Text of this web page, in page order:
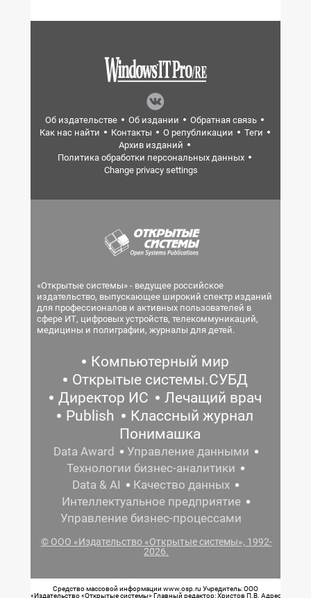
Об издательстве Об издании
Обратная связь
Как нас найти
Контакты О републикации
Теги
Архив изданий
Политика обработки персональных данных
Change privacy settings
«Открытые системы» - ведущее российское
издательство, выпускающее широкий спектр изданий
для профессионалов и активных пользователей в
сфере ИТ, цифровых устройств, телекоммуникаций,
медицины и полиграфии, журналы для детей.
Компьютерный мир
Открытые системы.СУБД
Директор ИС
Лечащий врач
Publish
Классный журнал
Понимашка
Data Award
Управление данными
Технологии бизнес-аналитики
Data & AI
Качество данных
Интеллектуальное предприятие
Управление бизнес-процессами
© ООО «Издательство «Открытые системы», 1992-
2026.
Средство массовой информации www.osp.ru Учредитель: ООО
«Издательство «Открытые системы» Главный редактор: Христов П.В. Адрес